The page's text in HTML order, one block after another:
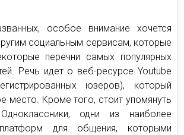
особое внимание хочется
социальным сервисам, которые
перечни самых популярных
Речь идет о веб-ресурсе Youtube
юзеров), который
место. Кроме того, стоит упомянуть
одни из наиболее
для общения, которыми